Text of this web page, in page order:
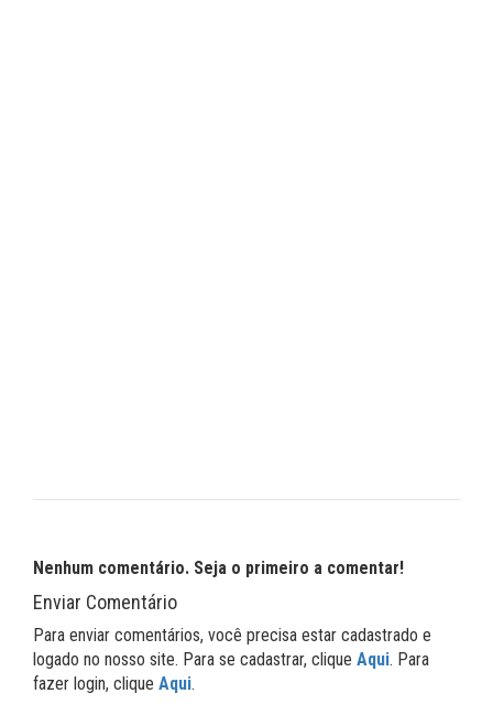
Nenhum comentário. Seja o primeiro a comentar!
Enviar Comentário
Para enviar comentários, você precisa estar cadastrado e
logado no nosso site. Para se cadastrar, clique Aqui. Para
fazer login, clique Aqui.